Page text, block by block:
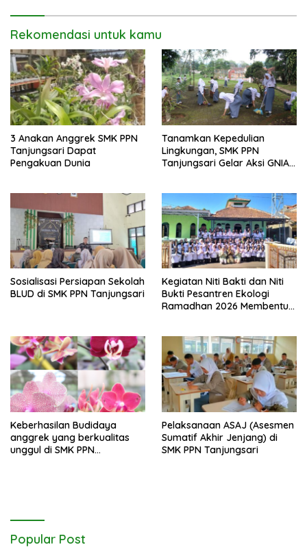
Rekomendasi untuk kamu
3 Anakan Anggrek SMK PPN
Tanjungsari Dapat
Pengakuan Dunia
Tanamkan Kepedulian
Lingkungan, SMK PPN
Tanjungsari Gelar Aksi GNIA
Sosialisasi Persiapan Sekolah
BLUD di SMK PPN Tanjungsari
Kegiatan Niti Bakti dan Niti
Bukti Pesantren Ekologi
Ramadhan 2026 Membentuk
SMK PPN Tanjungsari
Keberhasilan Budidaya
anggrek yang berkualitas
unggul di SMK PPN
Pelaksanaan ASAJ (Asesmen
Sumatif Akhir Jenjang) di
SMK PPN Tanjungsari
Popular Post